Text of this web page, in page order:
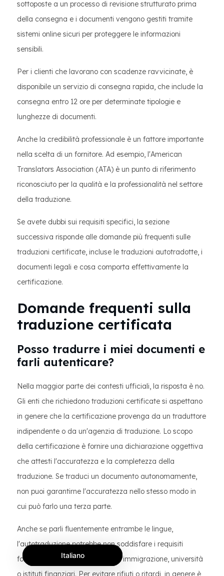
sottoposte a un processo di revisione strutturato prima
della consegna e i documenti vengono gestiti tramite
sistemi online sicuri per proteggere le informazioni
sensibili.
Per i clienti che lavorano con scadenze ravvicinate, è
disponibile un servizio di consegna rapida, che include la
consegna entro 12 ore per determinate tipologie e
lunghezze di documenti.
Anche la credibilità professionale è un fattore importante
nella scelta di un fornitore. Ad esempio, l'American
Translators Association (ATA) è un punto di riferimento
riconosciuto per la qualità e la professionalità nel settore
della traduzione.
Se avete dubbi sui requisiti specifici, la sezione
successiva risponde alle domande più frequenti sulle
traduzioni certificate, incluse le traduzioni autotradotte, i
documenti legali e cosa comporta effettivamente la
certificazione.
Domande frequenti sulla
traduzione certificata
Posso tradurre i miei documenti e
farli autenticare?
Nella maggior parte dei contesti ufficiali, la risposta è no.
Gli enti che richiedono traduzioni certificate si aspettano
in genere che la certificazione provenga da un traduttore
indipendente o da un'agenzia di traduzione. Lo scopo
della certificazione è fornire una dichiarazione oggettiva
che attesti l'accuratezza e la completezza della
traduzione. Se traduci un documento autonomamente,
non puoi garantirne l'accuratezza nello stesso modo in
cui può farlo una terza parte.
Anche se parli fluentemente entrambe le lingue,
l'autotraduzione potrebbe non soddisfare i requisiti
formali di tribunali, autorità per l'immigrazione, università
o istituti finanziari. Per evitare rifiuti o ritardi, in genere è
Italiano